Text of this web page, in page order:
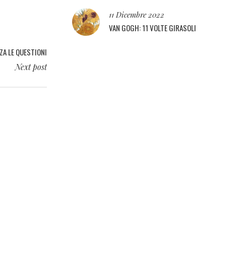
LE QUESTIONI
Next post
11 Dicembre 2022
VAN GOGH: 11 VOLTE GIRASOLI